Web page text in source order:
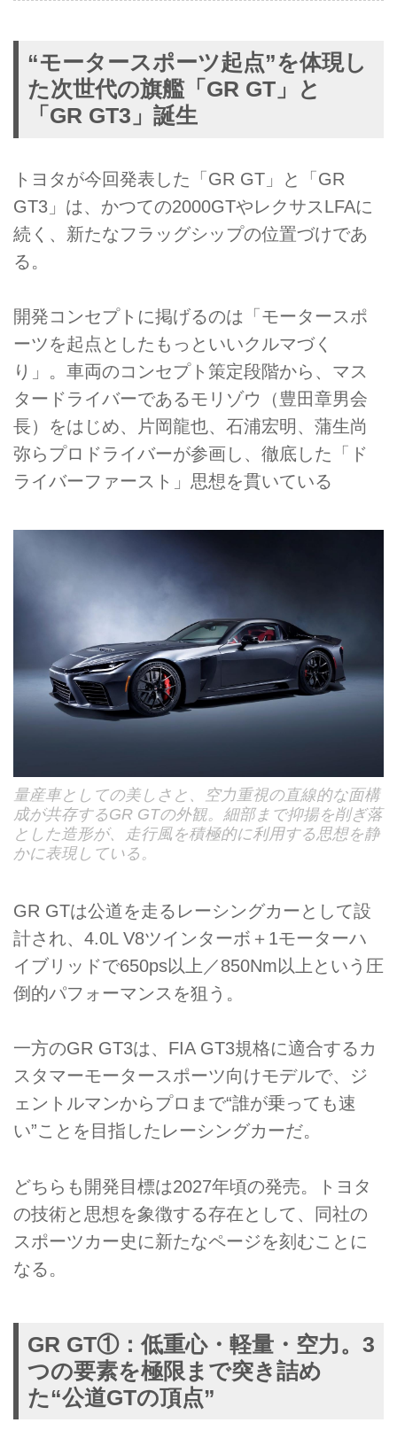
“モータースポーツ起点”を体現し
た次世代の旗艦「GR GT」と
「GR GT3」誕生
トヨタが今回発表した「GR GT」と「GR
GT3」は、かつての2000GTやレクサスLFAに
続く、新たなフラッグシップの位置づけであ
る。
開発コンセプトに掲げるのは「モータースポ
ーツを起点としたもっといいクルマづく
り」。車両のコンセプト策定段階から、マス
タードライバーであるモリゾウ（豊田章男会
長）をはじめ、片岡龍也、石浦宏明、蒲生尚
弥らプロドライバーが参画し、徹底した「ド
ライバーファースト」思想を貫いている
量産車としての美しさと、空力重視の直線的な面構
成が共存するGR GTの外観。細部まで抑揚を削ぎ落
とした造形が、走行風を積極的に利用する思想を静
かに表現している。
GR GTは公道を走るレーシングカーとして設
計され、4.0L V8ツインターボ＋1モーターハ
イブリッドで650ps以上／850Nm以上という圧
倒的パフォーマンスを狙う。
一方のGR GT3は、FIA GT3規格に適合するカ
スタマーモータースポーツ向けモデルで、ジ
ェントルマンからプロまで“誰が乗っても速
い”ことを目指したレーシングカーだ。
どちらも開発目標は2027年頃の発売。トヨタ
の技術と思想を象徴する存在として、同社の
スポーツカー史に新たなページを刻むことに
なる。
GR GT①：低重心・軽量・空力。3
つの要素を極限まで突き詰め
た“公道GTの頂点”